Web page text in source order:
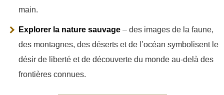
main.
Explorer la nature sauvage – des images de la faune,
des montagnes, des déserts et de l’océan symbolisent le
désir de liberté et de découverte du monde au-delà des
frontières connues.